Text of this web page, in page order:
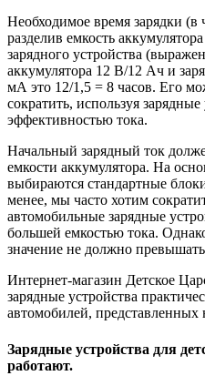
Необходимое время зарядки (в
разделив емкость
зарядного устройства
аккумулятора 12 В/12 Ач и
мА это 12/1,5 = 8 часов. Его
сократить, используя
эффективностью тока.
Начальный зарядный ток
емкости аккумулятора. На
выбираются стандартные
менее, мы часто хотим
автомобильные зарядные
большей емкостью тока.
значение не должно
Интернет-магазин Детское
зарядные устройства
автомобилей,
Зарядные устройства для
работают.